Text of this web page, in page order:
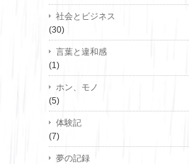
社会とビジネス
(30)
言葉と違和感
(1)
ホン、モノ
(5)
体験記
(7)
夢の記録